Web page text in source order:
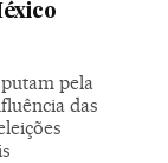
pela
das